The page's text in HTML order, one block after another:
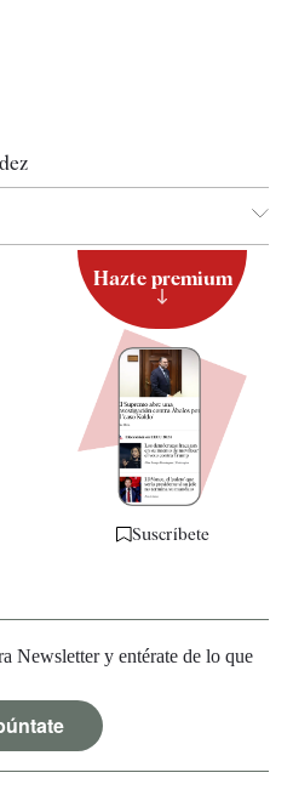
Hazte premium
Suscríbete
Newsletter y entérate de lo que